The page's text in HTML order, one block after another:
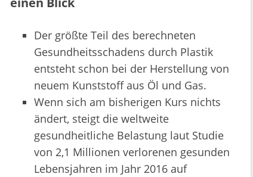
Der größte Teil des berechneten
Gesundheitsschadens durch Plastik
entsteht schon bei der Herstellung von
neuem Kunststoff aus Öl und Gas.
Wenn sich am bisherigen Kurs nichts
ändert, steigt die weltweite
gesundheitliche Belastung laut Studie
von 2,1 Millionen verlorenen gesunden
Lebensjahren im Jahr 2016 auf